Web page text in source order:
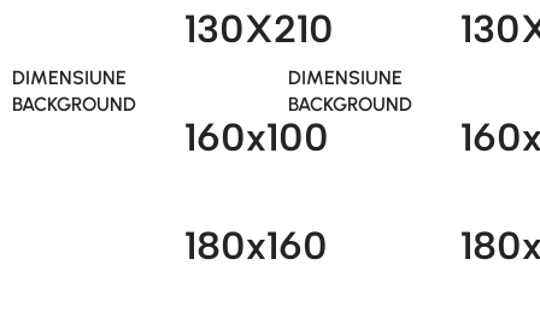
DIMENSIUNE
BACKGROUND
130X210
160x100
180x160
DIMENSIUNE
BACKGROUND